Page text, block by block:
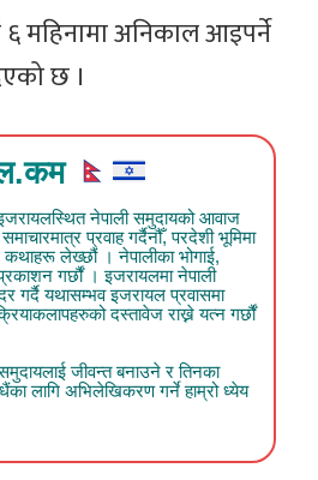
६ महिनामा अनिकाल आइपर्ने
छ ।
नेपाली समुदायको आवाज
प्रवाह गर्दैनौँ, परदेशी भूमिमा
कथाहरू लेख्छौं । नेपालीका भोगाई,
गर्छौं । इजरायलमा नेपाली
गर्दै यथासम्भव इजरायल प्रवासमा
दस्तावेज राख्ने यत्न गर्छौं
जीवन्त बनाउने र तिनका
लागि अभिलेखिकरण गर्ने हाम्रो ध्येय